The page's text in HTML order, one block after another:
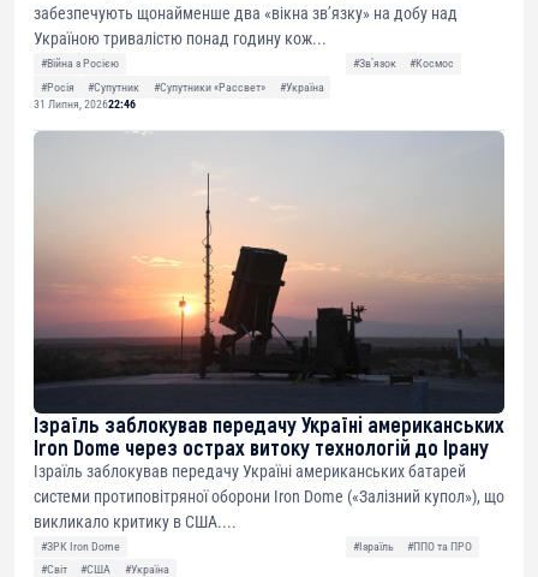
забезпечують щонайменше два «вікна зв’язку» на добу над
Україною тривалістю понад годину кож...
#Війна з Росією #Звʼязок
#Космос
#Росія
#Супутник #Супутники «Рассвет»
#Україна
31 Липня, 202622:46
Ізраїль заблокував передачу Україні американських
Iron Dome через острах витоку технологій до Ірану
Ізраїль заблокував передачу Україні американських батарей
системи протиповітряної оборони Iron Dome («Залізний купол»), що
викликало критику в США....
#ЗРК Iron Dome #Ізраїль
#ППО та ПРО
#Світ
#США
#Україна